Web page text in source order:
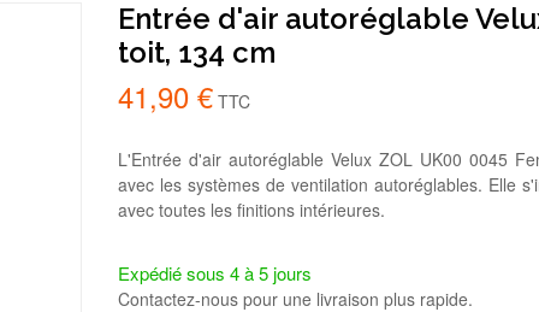
Entrée d'air autoréglable
toit, 134 cm
41,90 € TTC
L'Entrée d'air autoréglable Velux ZOL UK00 0045
avec les systèmes de ventilation autoréglables. Elle
avec toutes les finitions intérieures.
Expédié sous 4 à 5 jours
Contactez-nous pour une livraison plus rapide.